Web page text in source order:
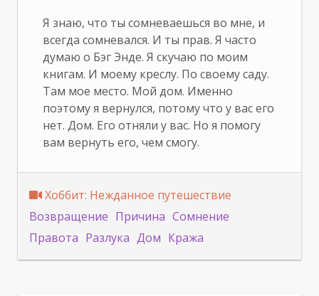
Я знаю, что ты сомневаешься во мне, и
всегда сомневался. И ты прав. Я часто
думаю о Бэг Энде. Я скучаю по моим
книгам. И моему креслу. По своему саду.
Там мое место. Мой дом. Именно
поэтому я вернулся, потому что у вас его
нет. Дом. Его отняли у вас. Но я помогу
вам вернуть его, чем смогу.
Хоббит: Нежданное путешествие
Возвращение Причина Сомнение
Правота Разлука Дом Кража